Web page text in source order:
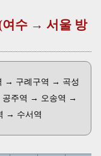
여수 → 서울 방
→ 구례구역 → 곡성
주역 → 오송역 →
→ 수서역